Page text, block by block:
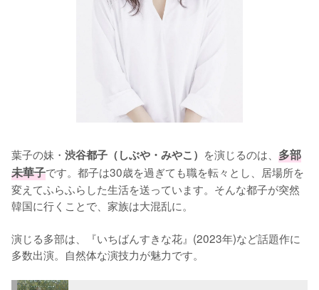
葉子の妹・ 渋谷都子（しぶや・みやこ） を演じるのは、 多部
未華子です。都子は30歳を過ぎても職を転々とし、居場所を
変えてふらふらした生活を送っています。そんな都子が突然
韓国に行くことで、家族は大混乱に。
演じる多部は、『いちばんすきな花』(2023年)など話題作に
多数出演。自然体な演技力が魅力です。